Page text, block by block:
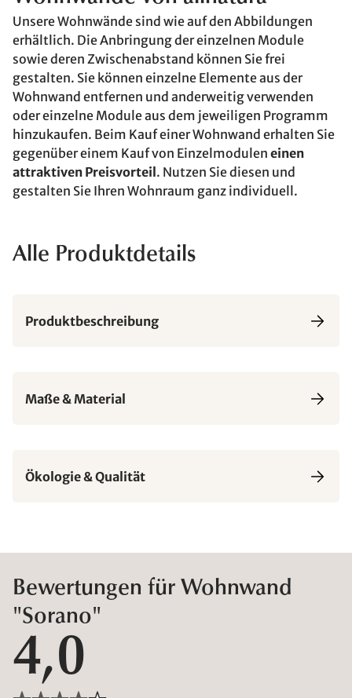
Unsere Wohnwände sind wie auf den Abbildungen
erhältlich. Die Anbringung der einzelnen Module
sowie deren Zwischenabstand können Sie frei
gestalten. Sie können einzelne Elemente aus der
Wohnwand entfernen und anderweitig verwenden
oder einzelne Module aus dem jeweiligen Programm
hinzukaufen. Beim Kauf einer Wohnwand erhalten Sie
gegenüber einem Kauf von Einzelmodulen einen
attraktiven Preisvorteil . Nutzen Sie diesen und
gestalten Sie Ihren Wohnraum ganz individuell.
Alle Produktdetails
Produktbeschreibung
Maße & Material
Ökologie & Qualität
Bewertungen für Wohnwand
"Sorano"
4,0